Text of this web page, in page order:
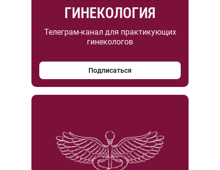
ГИНЕКОЛОГИЯ
Телеграм-канал для практикующих
гинекологов
Подписаться